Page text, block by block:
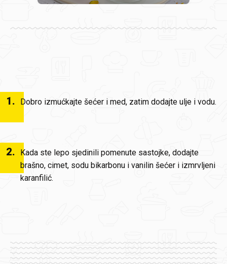
1. Dobro izmućkajte šećer i med, zatim dodajte ulje i vodu.
2.
Kada ste lepo sjedinili pomenute sastojke, dodajte
brašno, cimet, sodu bikarbonu i vanilin šećer i izmrvljeni
karanfilić.